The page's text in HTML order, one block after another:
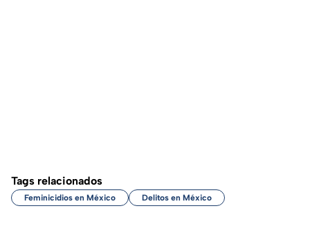
Tags relacionados
Feminicidios en México Delitos en México